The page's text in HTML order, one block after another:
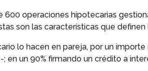
operaciones hipotecarias
son las características que
lo hacen en pareja, por un
un 90% firmando un crédito a